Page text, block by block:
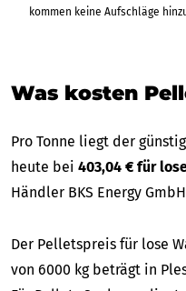
kommen keine
Was kosten
Pro Tonne liegt der
heute bei 403,04 € für
Händler BKS Energy
Der Pelletspreis für lose
von 6000 kg beträgt in